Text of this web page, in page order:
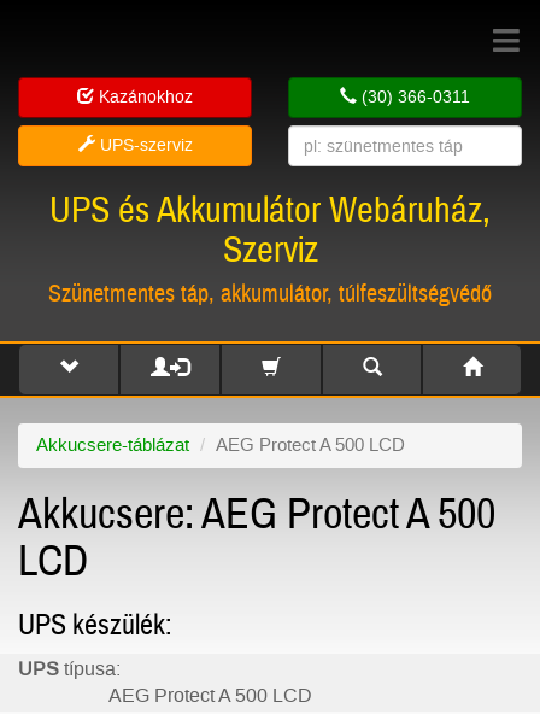
Toggle
Kazánokhoz
UPS-szerviz
(30) 366-0311
UPS és Akkumulátor Webáruház,
Szerviz
Szünetmentes táp, akkumulátor, túlfeszültségvédő
Akkucsere-táblázat AEG Protect A 500 LCD
Akkucsere: AEG Protect A 500
LCD
UPS készülék:
UPS típusa:
AEG Protect A 500 LCD